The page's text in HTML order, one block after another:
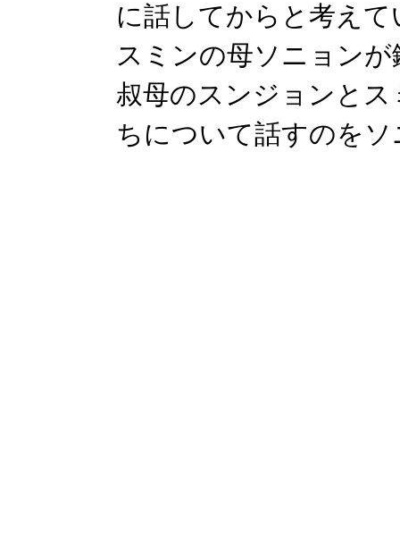
に話してからと考え
スミンの母ソニョン
叔母のスンジョンと
ちについて話すのを